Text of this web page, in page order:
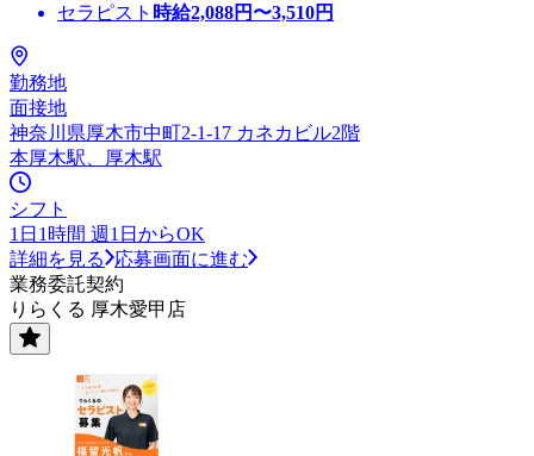
セラピスト 時給2,088円〜3,510円
勤務地
面接地
神奈川県厚木市中町2-1-17 カネカビル2階
本厚木駅、厚木駅
シフト
1日1時間 週1日からOK
詳細を見る
応募画面に進む
業務委託契約
りらくる 厚木愛甲店